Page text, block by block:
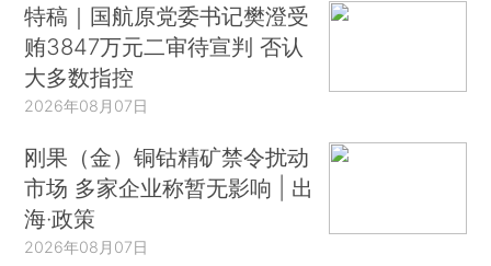
特稿｜国航原党委书记樊澄受
贿3847万元二审待宣判 否认
大多数指控
2026年08月07日
刚果（金）铜钴精矿禁令扰动
市场 多家企业称暂无影响 | 出
海·政策
2026年08月07日